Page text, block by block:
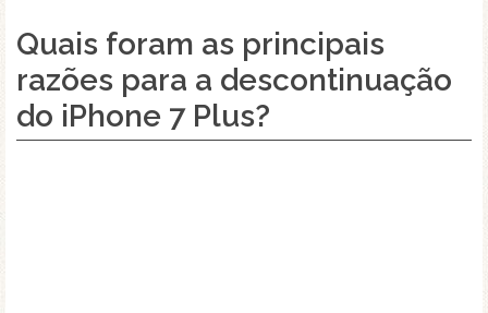
Quais foram as principais
razões para a descontinuação
do iPhone 7 Plus?